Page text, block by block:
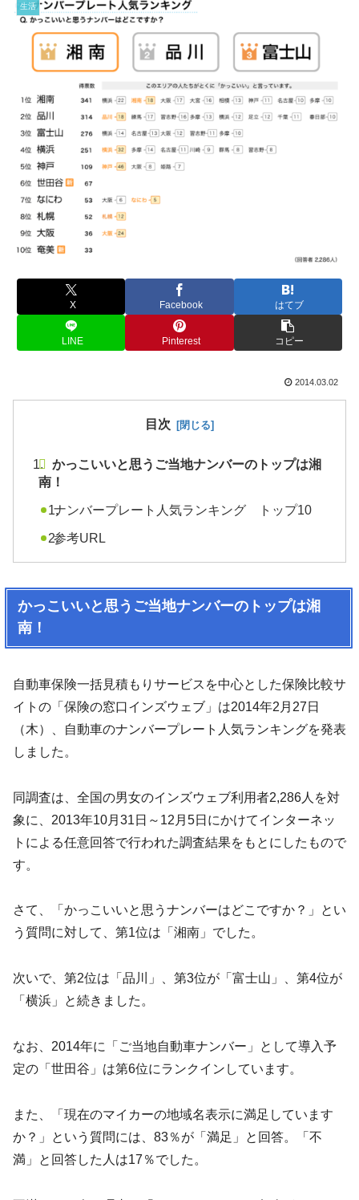
生活
X Facebook はてブ
LINE Pinterest コピー
2014.03.02
目次
かっこいいと思うご当地ナンバーのトップは湘
南！
ナンバープレート人気ランキング トップ10
参考URL
かっこいいと思うご当地ナンバーのトップは湘
南！
自動車保険一括見積もりサービスを中心とした保険比較サ
イトの「保険の窓口インズウェブ」は2014年2月27日
（木）、自動車のナンバープレート人気ランキングを発表
しました。
同調査は、全国の男女のインズウェブ利用者2,286人を対
象に、2013年10月31日～12月5日にかけてインターネッ
トによる任意回答で行われた調査結果をもとにしたもので
す。
さて、「かっこいいと思うナンバーはどこですか？」とい
う質問に対して、第1位は「湘南」でした。
次いで、第2位は「品川」、第3位が「富士山」、第4位が
「横浜」と続きました。
なお、2014年に「ご当地自動車ナンバー」として導入予
定の「世田谷」は第6位にランクインしています。
また、「現在のマイカーの地域名表示に満足しています
か？」という質問には、83％が「満足」と回答。「不
満」と回答した人は17％でした。